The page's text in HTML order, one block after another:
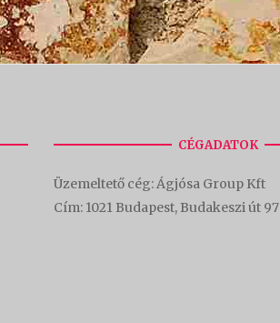
CÉGADATOK
Üzemeltető cég: Ágjósa Group Kft
Cím: 1021 Budapest, Budakeszi út 97